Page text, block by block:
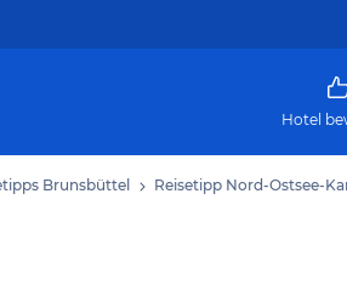
Hotel
Brunsbüttel Reisetipp Nord-Ostsee-